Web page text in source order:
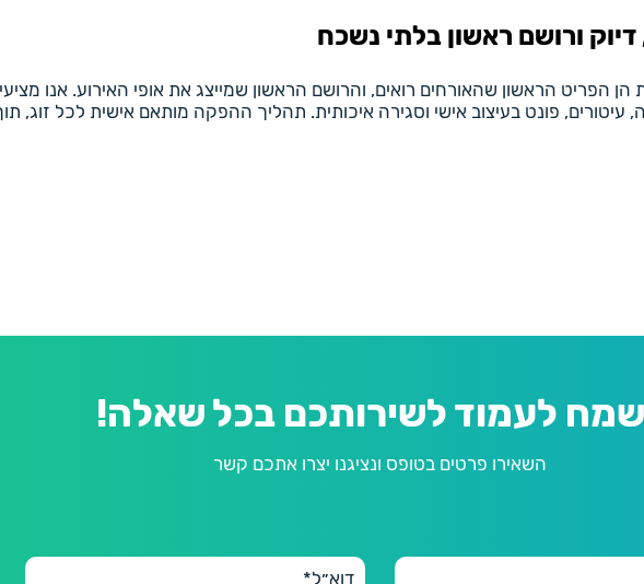
ורושם ראשון בלתי נשכח
הפריט הראשון שהאורחים רואים, והרושם הראשון שמייצג את אופי האירוע. אנו
פונט בעיצוב אישי וסגירה איכותית. תהליך ההפקה מותאם אישית לכל זוג, תוך
לעמוד לשירותכם בכל שאלה!
השאירו פרטים בטופס ונציגנו יצרו אתכם קשר